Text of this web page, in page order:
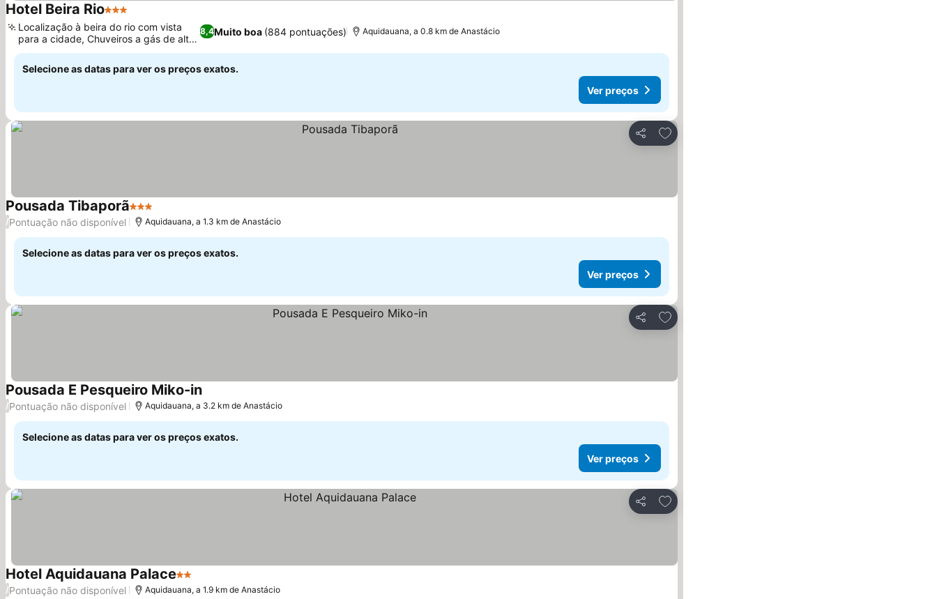
Hotel Beira Rio3 Estrelas
8,4Muito boa (884 pontuações)
Localização à beira do rio com vista
para a cidade, Chuveiros a gás de alta
pressão
Aquidauana, a 0.8 km de Anastácio
Selecione as datas para ver os preços exatos.
Ver preços
Partilhar
Adicionar aos favoritos
Pousada Tibaporã3 Estrelas
/Pontuação não disponível Aquidauana, a 1.3 km de Anastácio
Selecione as datas para ver os preços exatos.
Ver preços
Partilhar
Adicionar aos favoritos
Pousada E Pesqueiro Miko-inVer preços
/Pontuação não disponível Aquidauana, a 3.2 km de Anastácio
Selecione as datas para ver os preços exatos.
Ver preços
Partilhar
Adicionar aos favoritos
Hotel Aquidauana Palace2 Estrelas
/Pontuação não disponível Aquidauana, a 1.9 km de Anastácio